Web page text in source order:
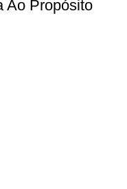
Ao Propósito